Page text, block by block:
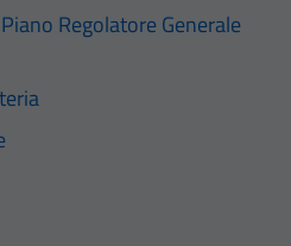
Regolatore Generale